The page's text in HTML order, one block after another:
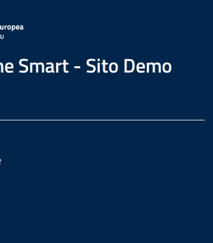
Smart - Sito Demo